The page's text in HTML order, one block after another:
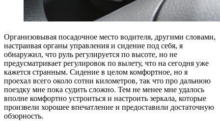
Организовывая посадочное место водителя, другими словами,
настраивая органы управления и сидение под себя, я
обнаружил, что руль регулируется по высоте, но не
предусматривает регулировок по вылету, что на сегодня уже
кажется странным. Сидение в целом комфортное, но я
проехал всего около сотни километров, так что про дальнюю
поездку мне пока судить сложно. Тем не менее мне удалось
вполне комфортно устроиться и настроить зеркала, которые
произвели хорошее впечатление и предоставили достаточную
обзорность.